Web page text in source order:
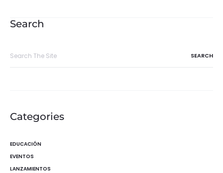
entradas
Search
Categories
EDUCACIÓN
EVENTOS
LANZAMIENTOS